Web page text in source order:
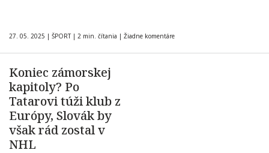
27. 05. 2025 | ŠPORT | 2 min. čítania | Žiadne komentáre
Koniec zámorskej
kapitoly? Po
Tatarovi túži klub z
Európy, Slovák by
však rád zostal v
NHL